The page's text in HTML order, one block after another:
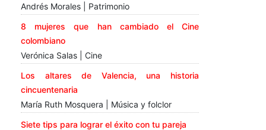
Andrés Morales | Patrimonio
8 mujeres que han cambiado el Cine
colombiano
Verónica Salas | Cine
Los altares de Valencia, una historia
cincuentenaria
María Ruth Mosquera | Música y folclor
Siete tips para lograr el éxito con tu pareja